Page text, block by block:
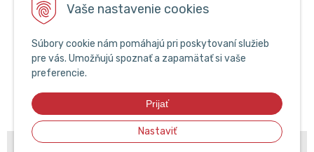
Vaše nastavenie cookies
Súbory cookie nám pomáhajú pri poskytovaní služieb
pre vás. Umožňujú spoznať a zapamätať si vaše
preferencie.
Prijať
Nastaviť
© 2026 POPCAR EU •NextShop&e-shop Pohoda ConnectorbyNextCom